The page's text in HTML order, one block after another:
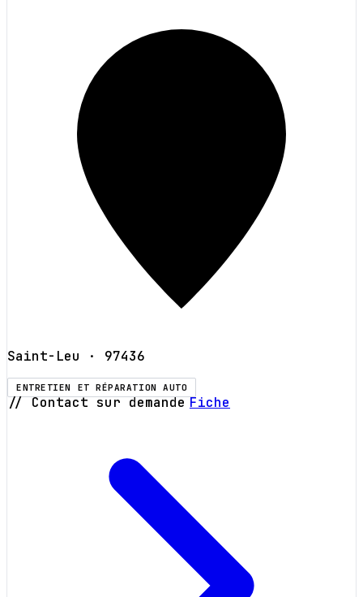
Saint-Leu · 97436
ENTRETIEN ET RÉPARATION AUTO
// Contact sur demande Fiche